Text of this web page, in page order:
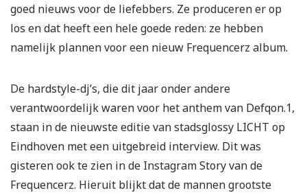
goed nieuws voor de liefebbers. Ze produceren er op
los en dat heeft een hele goede reden: ze hebben
namelijk plannen voor een nieuw Frequencerz album.
De hardstyle-dj’s, die dit jaar onder andere
verantwoordelijk waren voor het anthem van Defqon.1,
staan in de nieuwste editie van stadsglossy LICHT op
Eindhoven met een uitgebreid interview. Dit was
gisteren ook te zien in de Instagram Story van de
Frequencerz. Hieruit blijkt dat de mannen grootste